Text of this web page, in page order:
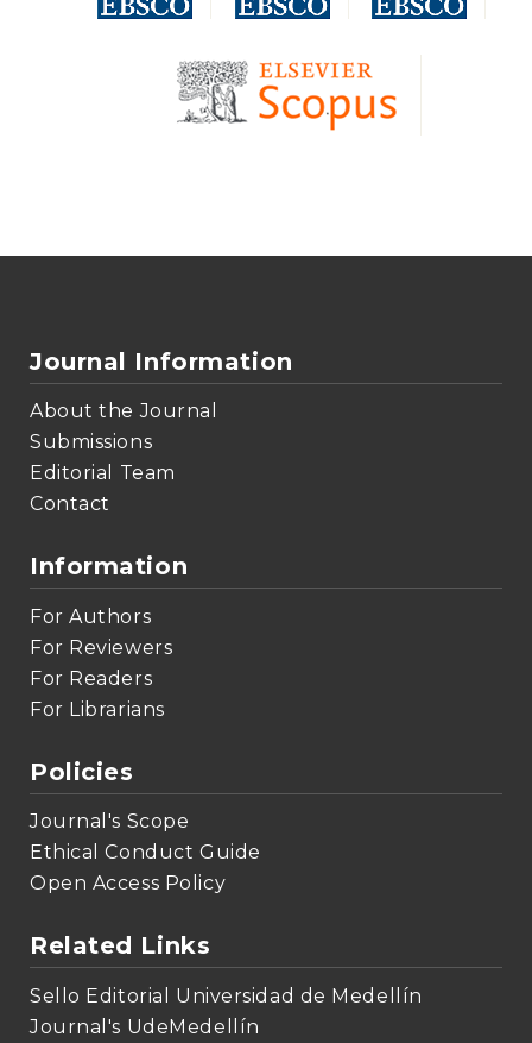
Journal Information
About the Journal
Submissions
Editorial Team
Contact
Information
For Authors
For Reviewers
For Readers
For Librarians
Policies
Journal's Scope
Ethical Conduct Guide
Open Access Policy
Related Links
Sello Editorial Universidad de Medellín
Journal's UdeMedellín